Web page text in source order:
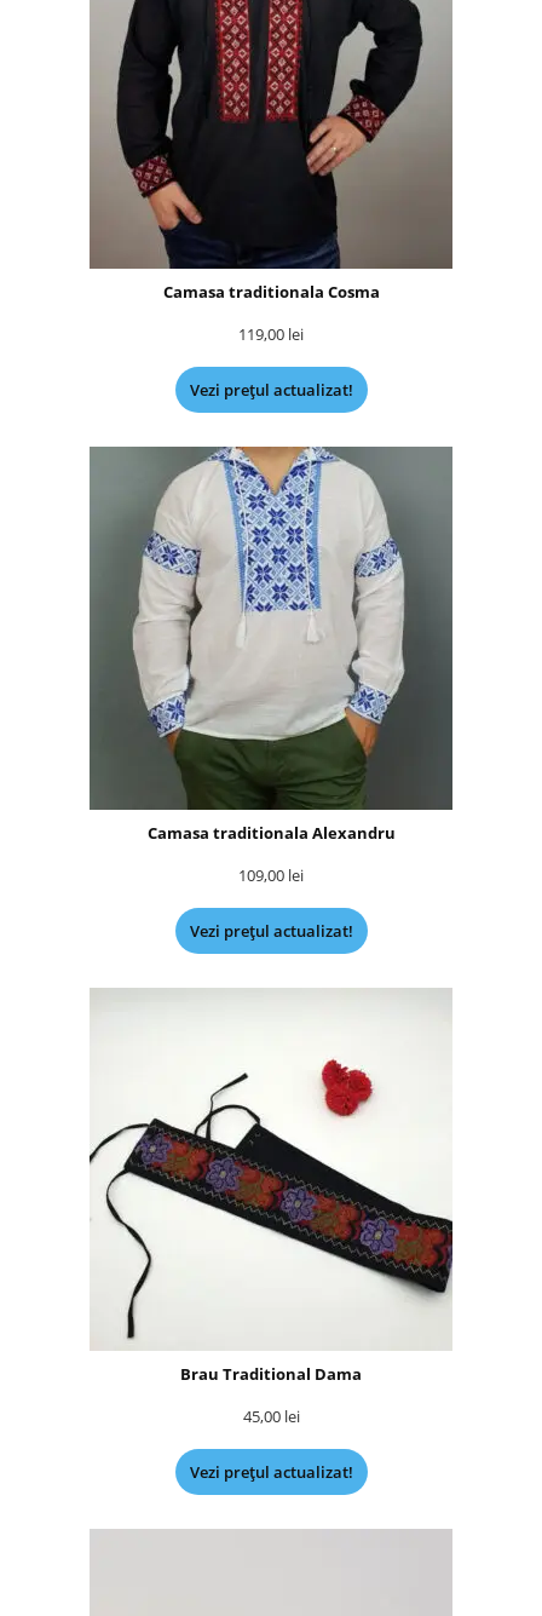
Camasa traditionala Cosma
119,00 lei
Vezi prețul actualizat!
Camasa traditionala Alexandru
109,00 lei
Vezi prețul actualizat!
Brau Traditional Dama
45,00 lei
Vezi prețul actualizat!